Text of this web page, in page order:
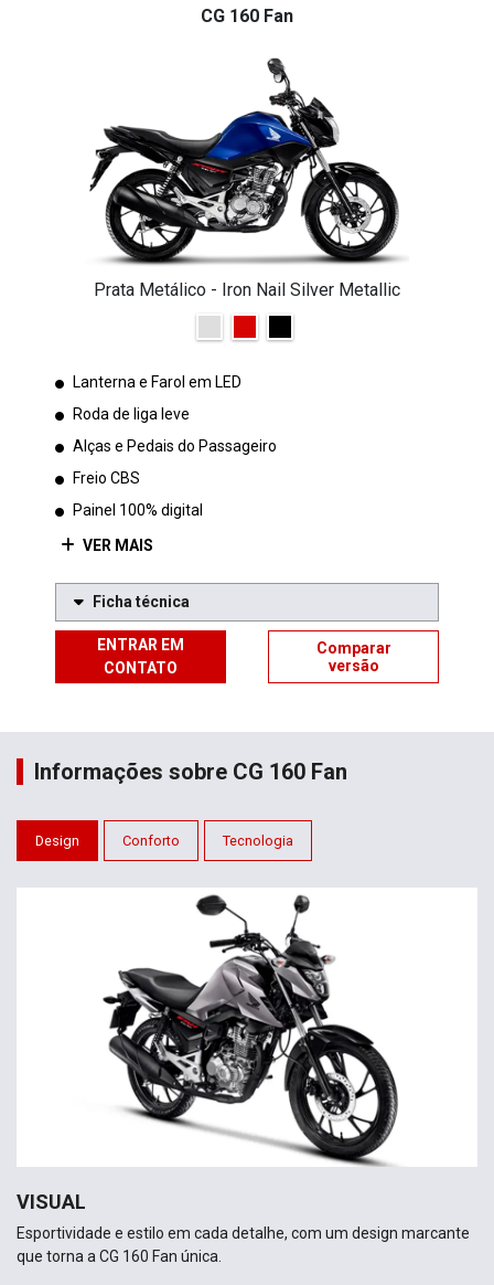
CG 160 Fan
Prata Metálico - Iron Nail Silver Metallic
Lanterna e Farol em LED
Roda de liga leve
Alças e Pedais do Passageiro
Freio CBS
Painel 100% digital
VER MAIS
Ficha técnica
ENTRAR EM
CONTATO
Comparar
versão
Informações sobre CG 160 Fan
Design Conforto Tecnologia
VISUAL
Esportividade e estilo em cada detalhe, com um design marcante
que torna a CG 160 Fan única.